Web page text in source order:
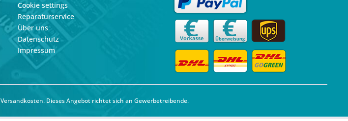
Cookie settings
Reparaturservice
Über uns
Datenschutz
Impressum
Versandkosten. Dieses Angebot richtet sich an Gewerbetreibende.